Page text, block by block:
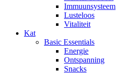
Immuunsysteem
Lusteloos
Vitaliteit
Kat
Basic Essentials
Energie
Ontspanning
Snacks